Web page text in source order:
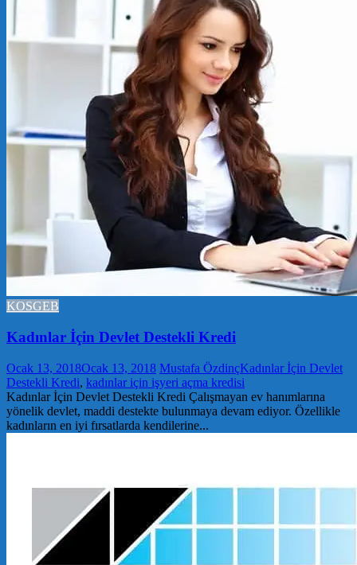
KOSGEB
Kadınlar İçin Devlet Destekli Kredi
Ocak 13, 2018Ocak 13, 2018 Mustafa ÖzdinçKadınlar İçin Devlet
Destekli Kredi, kadınlar için işyeri açma kredisi
Kadınlar İçin Devlet Destekli Kredi Çalışmayan ev hanımlarına
yönelik devlet, maddi destekte bulunmaya devam ediyor. Özellikle
kadınların en iyi fırsatlarda kendilerine...